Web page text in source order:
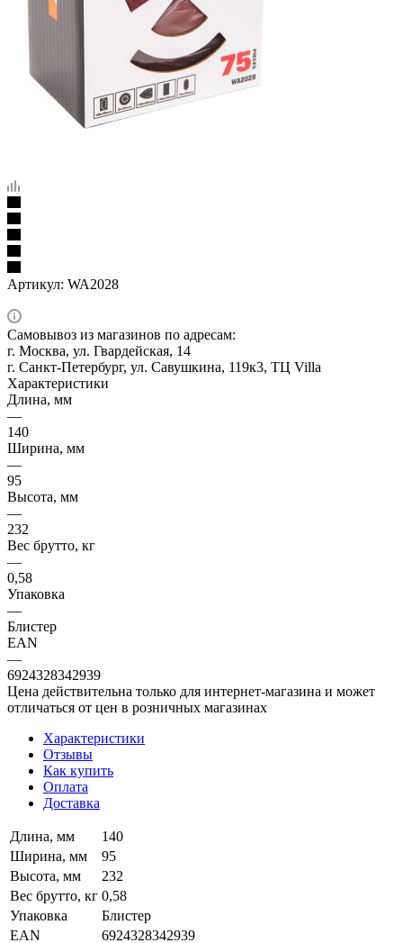
Артикул: WA2028
Самовывоз из магазинов по адресам:
г. Москва, ул. Гвардейская, 14
г. Санкт-Петербург, ул. Савушкина, 119к3, ТЦ Villa
Характеристики
Длина, мм
—
140
Ширина, мм
—
95
Высота, мм
—
232
Вес брутто, кг
—
0,58
Упаковка
—
Блистер
EAN
—
6924328342939
Цена действительна только для интернет-магазина и может
отличаться от цен в розничных магазинах
Характеристики
Отзывы
Как купить
Оплата
Доставка
Длина, мм
140
Ширина, мм
95
Высота, мм
232
Вес брутто, кг 0,58
Упаковка
Блистер
EAN
6924328342939